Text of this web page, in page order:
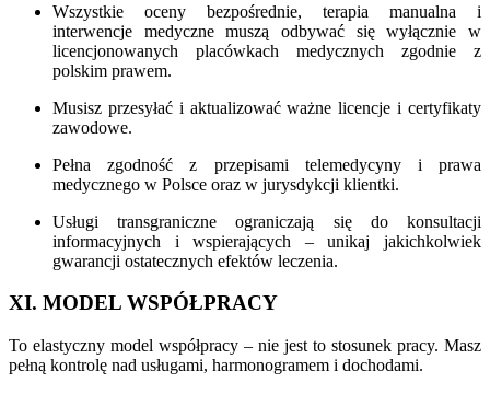
Wszystkie oceny bezpośrednie, terapia manualna i
interwencje medyczne muszą odbywać się wyłącznie w
licencjonowanych placówkach medycznych zgodnie z
polskim prawem.
Musisz przesyłać i aktualizować ważne licencje i certyfikaty
zawodowe.
Pełna zgodność z przepisami telemedycyny i prawa
medycznego w Polsce oraz w jurysdykcji klientki.
Usługi transgraniczne ograniczają się do konsultacji
informacyjnych i wspierających – unikaj jakichkolwiek
gwarancji ostatecznych efektów leczenia.
XI. MODEL WSPÓŁPRACY
To elastyczny model współpracy – nie jest to stosunek pracy. Masz
pełną kontrolę nad usługami, harmonogramem i dochodami.